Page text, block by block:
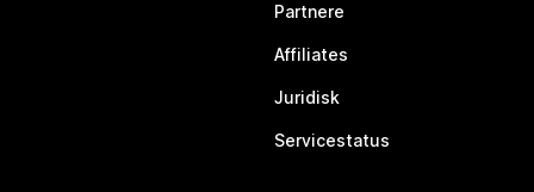
Partnere
Affiliates
Juridisk
Servicestatus